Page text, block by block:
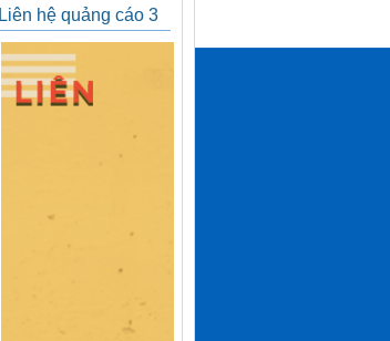
Liên hệ quảng cáo 3